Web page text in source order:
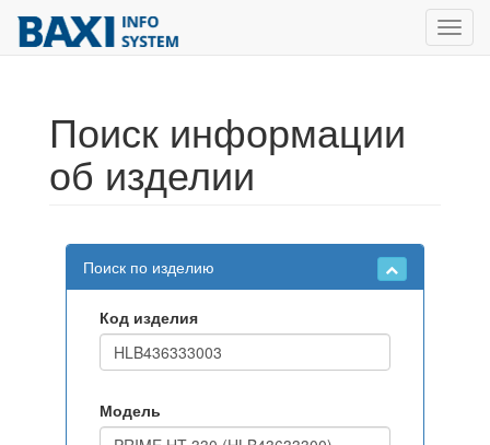
Поиск информации
об изделии
Поиск по изделию
Код изделия
Модель